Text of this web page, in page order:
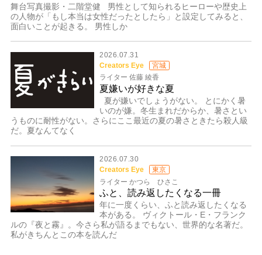
舞台写真撮影・二階堂健 男性として知られるヒーローや歴史上
の人物が「もし本当は女性だったとしたら」と設定してみると、
面白いことが起きる。 男性しか
2026.07.31
Creators Eye
宮城
ライター 佐藤 綾香
夏嫌いが好きな夏
夏が嫌いでしょうがない。 とにかく暑
いのが嫌。冬生まれだからか、暑さとい
うものに耐性がない。さらにここ最近の夏の暑さときたら殺人級
だ。夏なんてなく
2026.07.30
Creators Eye
東京
ライター かつら ひさこ
ふと、読み返したくなる一冊
年に一度くらい、ふと読み返したくなる
本がある。 ヴィクトール・E・フランク
ルの『夜と霧』。今さら私が語るまでもない、世界的な名著だ。
私がきちんとこの本を読んだ